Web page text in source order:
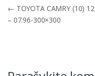
Navigacija
tarp
įrašų
← TOYOTA CAMRY (10)
– 07.96-300×300